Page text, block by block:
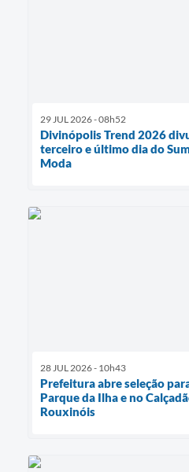
29 JUL 2026 - 08h52
Divinópolis Trend 2026
terceiro e último dia do
Moda
28 JUL 2026 - 10h43
Prefeitura abre seleção
Parque da Ilha e no
Rouxinóis